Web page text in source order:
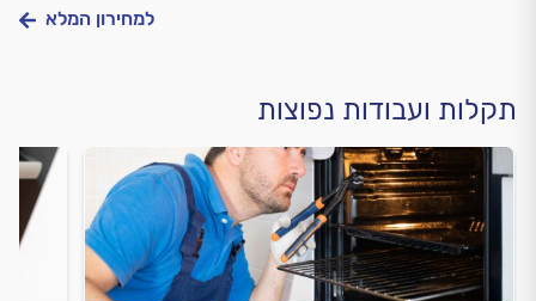
למחירון המלא
תקלות ועבודות נפוצות